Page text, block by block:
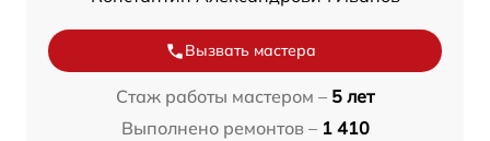
Вызвать мастера
Стаж работы мастером – 5 лет
Выполнено ремонтов – 1 410